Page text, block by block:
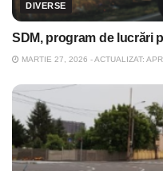
DIVERSE
SDM, program de lucrări
MARTIE 27, 2026 - ACTUALIZAT: